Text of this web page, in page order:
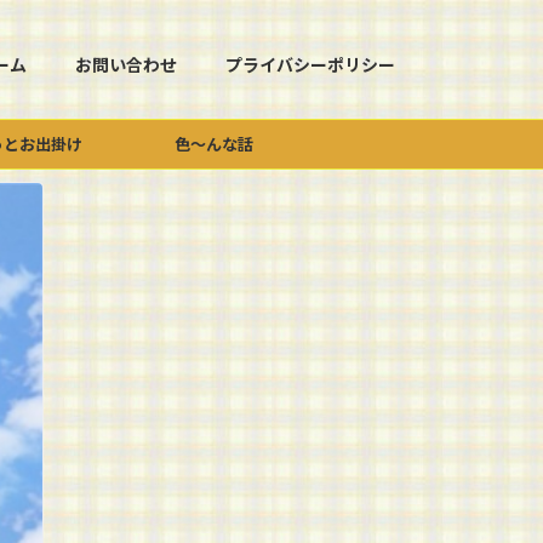
ム お問い合わせ プライバシーポリシー
お出掛け 色～んな話